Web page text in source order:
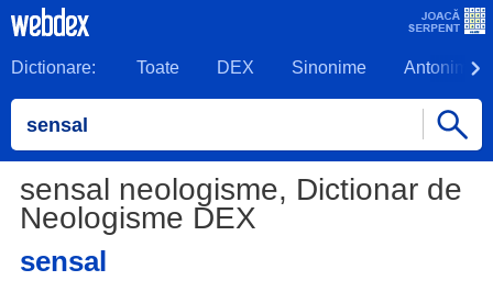
Dictionare: Toate DEX Sinonime Antonime
sensal neologisme, Dictionar de
Neologisme DEX
sensal